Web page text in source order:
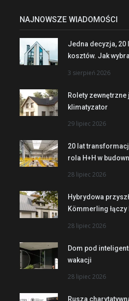
NAJNOWSZE WIADOMOŚCI
Jedna decyzja, 20
kosztów. Jak
3 sierpień 2026
Rolety
klimatyzator
29 lipiec 2026
20 lat
rola H+H w
28 lipiec 2026
Hybrydowa
Kömmerling łączy
28 lipiec 2026
Dom pod
wakacji
28 lipiec 2026
Rusza